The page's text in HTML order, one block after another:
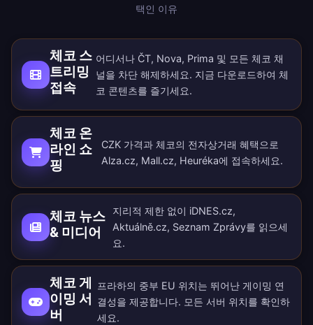
택인 이유
체코 스
트리밍
접속
어디서나 ČT, Nova, Prima 및 모든 체코 채
널을 차단 해제하세요. 지금 다운로드하여 체
코 콘텐츠를 즐기세요.
체코 온
라인 쇼
핑
CZK 가격과 체코의 전자상거래 혜택으로
Alza.cz, Mall.cz, Heuréka에 접속하세요.
체코 뉴스
& 미디어
지리적 제한 없이 iDNES.cz,
Aktuálně.cz, Seznam Zprávy를 읽으세
요.
체코 게
이밍 서
버
프라하의 중부 EU 위치는 뛰어난 게이밍 연
결성을 제공합니다. 모든서버 위치를 확인하
세요.